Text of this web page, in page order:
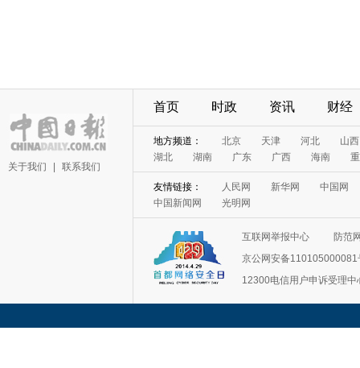
关于我们 联系我们
首页 时政 资讯 财经
地方频道： 北京 天津 河北
山西
湖北
湖南 广东 广西 海南
友情链接： 人民网 新华网
中国网
中国新闻网
光明网
互联网举报中心
防范
京公网安备110105000081
12300电信用户申诉受理中